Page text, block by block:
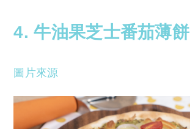
4. 牛油果芝士番茄薄餅
圖片來源